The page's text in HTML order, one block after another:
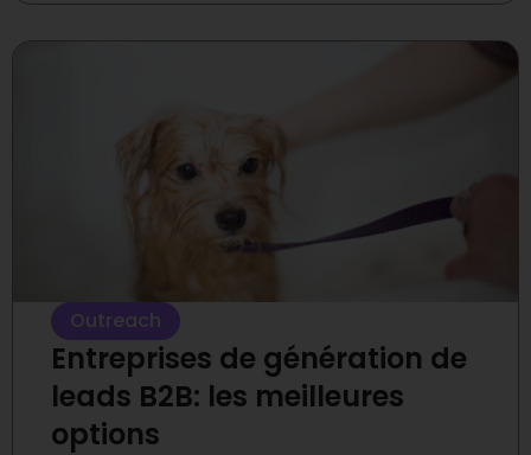
Outreach
Entreprises de génération de
leads B2B: les meilleures
options